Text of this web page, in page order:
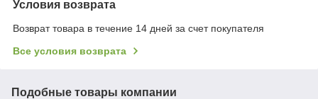
Условия возврата
Возврат товара в течение 14 дней за счет покупателя
Все условия возврата
Подобные товары компании